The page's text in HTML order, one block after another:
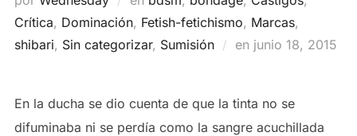
Crítica, Dominación, Fetish-fetichismo, Marcas,
shibari, Sin categorizar, Sumisión en Publicado
junio 18, 2015
En la ducha se dio cuenta de que la tinta no se
difuminaba ni se perdía como la sangre acuchillada